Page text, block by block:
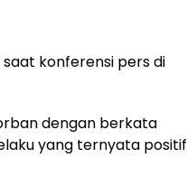
saat konferensi pers di
dengan berkata
yang ternyata positif